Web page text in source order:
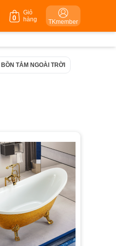
Giỏ
hàng
0 TKmember
BỒN TẮM NGOÀI TRỜI